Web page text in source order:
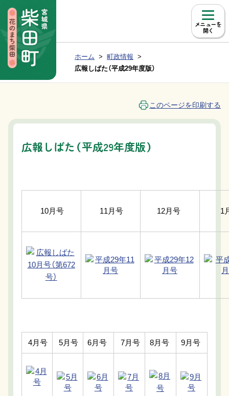
メニュー
Group NAV BreadCrumb
現在位置：
ホーム
町政情報
広報しばた（平成29年度版）
このページを印刷する
広報しばた（平成29年度版）
10月号 11月号 12月号 1
4月号 5月号 6月号 7月号 8月号 9月号